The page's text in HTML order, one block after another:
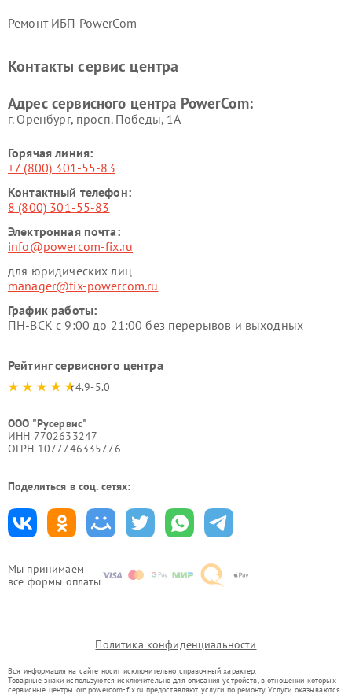
Мы принимаем
все формы оплаты
Ремонт ИБП PowerCom
Контакты сервис центра
Адрес сервисного центра PowerCom:
г. Оренбург, просп. Победы, 1А
Горячая линия:
+7 (800) 301-55-83
Контактный телефон:
8 (800) 301-55-83
Электронная почта:
info@powercom-fix.ru
для юридических лиц
manager@fix-powercom.ru
График работы:
ПН-ВСК с 9:00 до 21:00 без перерывов и выходных
Рейтинг сервисного центра
4.9-5.0
ООО "Русервис"
ИНН 7702633247
ОГРН 1077746335776
Поделиться в соц. сетях:
Политика конфиденциальности
Вся информация на сайте носит исключительно справочный характер.
Товарные знаки используются исключительно для описания устройств, в отношении которых
сервисные центры orn.powercom-fix.ru предоставляют услуги по ремонту. Услуги оказываются